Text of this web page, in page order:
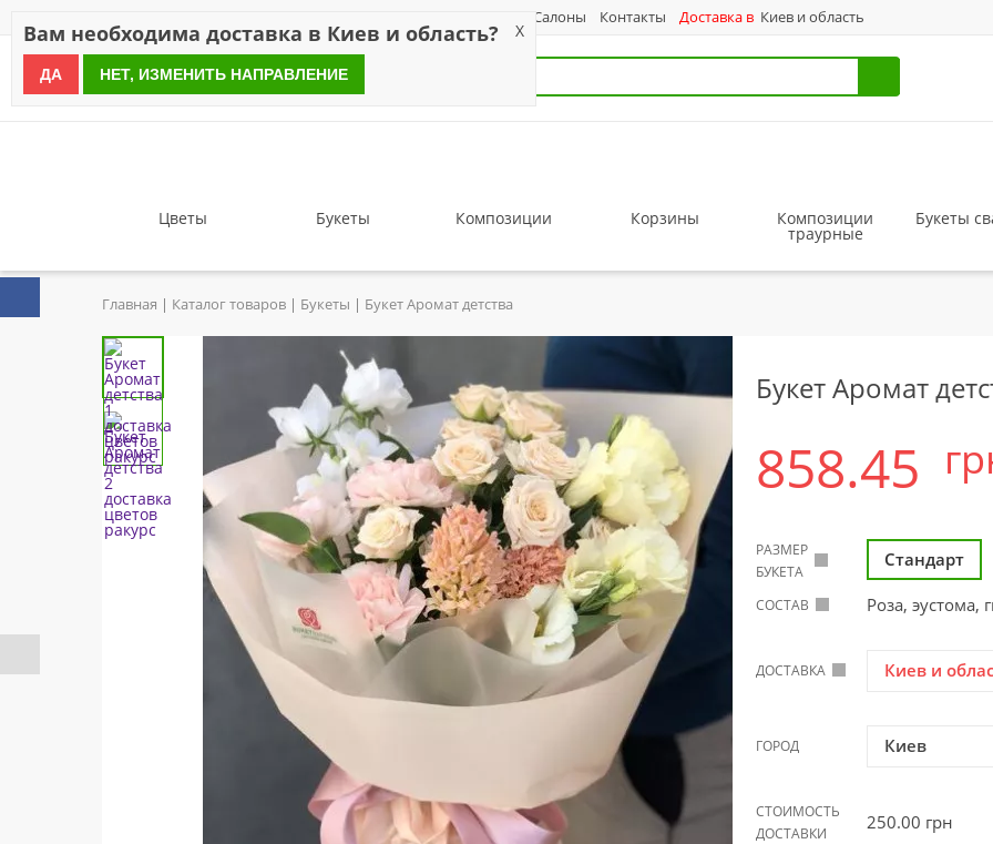
Салоны Контакты Доставка в Киев и область
since 1999
Цветы Букеты Композиции Корзины Композиции
траурные
Букеты
Главная Каталог товаров Букеты Букет Аромат детства
Букет Аромат
858.45
РАЗМЕР
БУКЕТА
Стандарт
СОСТАВ Роза, эустома,
ДОСТАВКА Киев и
ГОРОД Киев
СТОИМОСТЬ
ДОСТАВКИ
250.00 грн
Вам необходима доставка в Киев и область? X
ДА НЕТ, ИЗМЕНИТЬ НАПРАВЛЕНИЕ